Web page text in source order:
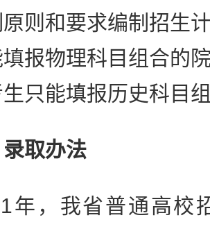
则和要求编制招生
报物理科目组合的
只能填报历史科目
录取办法
，我省普通高校